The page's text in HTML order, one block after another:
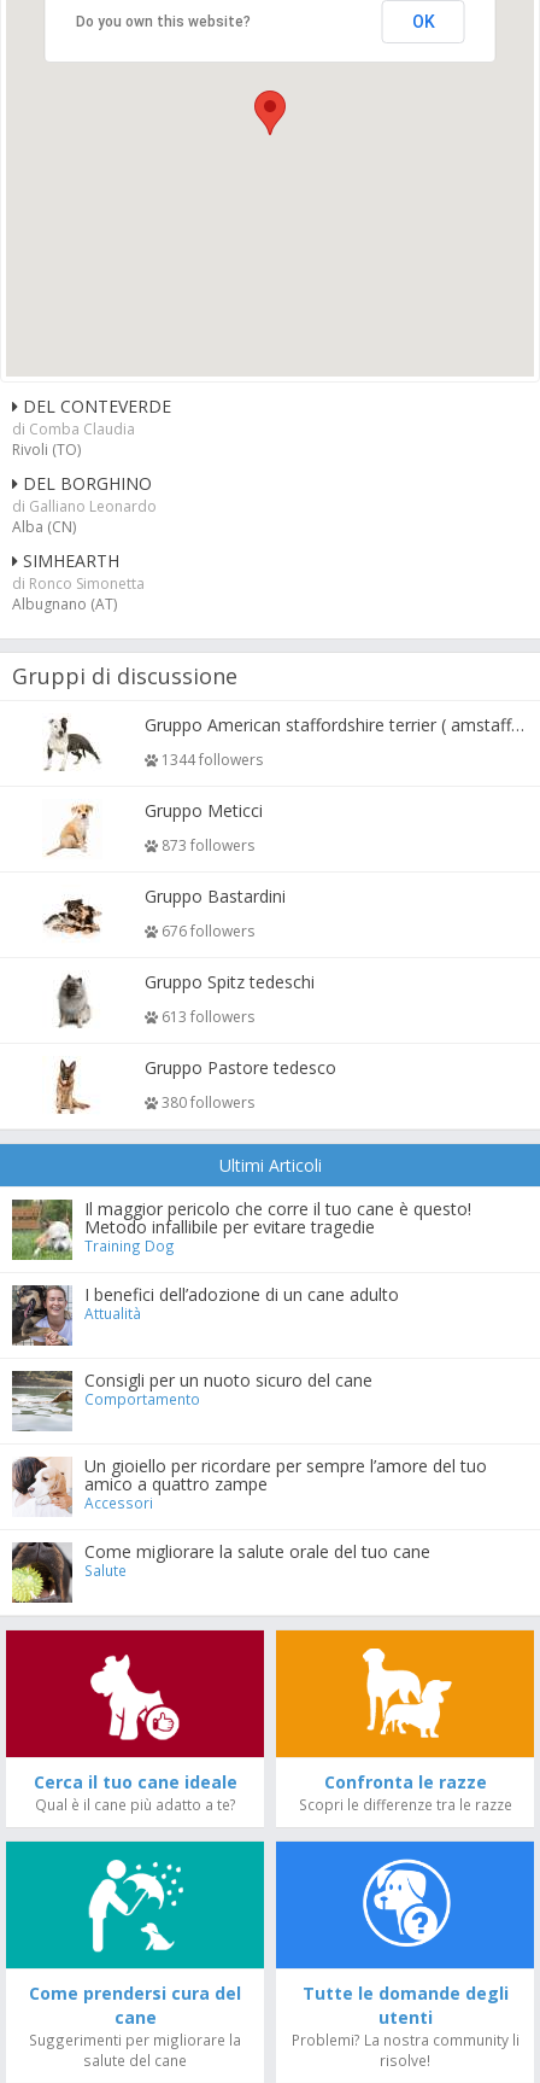
Do you own this website? OK
DEL CONTEVERDE
di Comba Claudia
Rivoli (TO)
DEL BORGHINO
di Galliano Leonardo
Alba (CN)
SIMHEARTH
di Ronco Simonetta
Albugnano (AT)
Gruppi di discussione
Gruppo American staffordshire terrier ( amstaff, amastaff )
1344 followers
Gruppo Meticci
873 followers
Gruppo Bastardini
676 followers
Gruppo Spitz tedeschi
613 followers
Gruppo Pastore tedesco
380 followers
Ultimi Articoli
Il maggior pericolo che corre il tuo cane è questo!
Metodo infallibile per evitare tragedie
Training Dog
I benefici dell’adozione di un cane adulto
Attualità
Consigli per un nuoto sicuro del cane
Comportamento
Un gioiello per ricordare per sempre l’amore del tuo
amico a quattro zampe
Accessori
Come migliorare la salute orale del tuo cane
Salute
Cerca il tuo cane ideale
Qual è il cane più adatto a te?
Confronta le razze
Scopri le differenze tra le razze
Come prendersi cura del
cane
Suggerimenti per migliorare la
salute del cane
Tutte le domande degli
utenti
Problemi? La nostra community li
risolve!